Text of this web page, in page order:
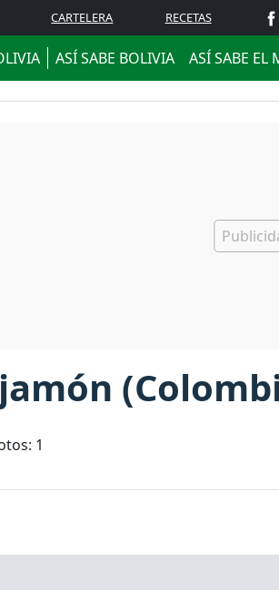
CARTELERA RECETAS
ASÍ SABE BOLIVIA ASÍ SABE EL
1